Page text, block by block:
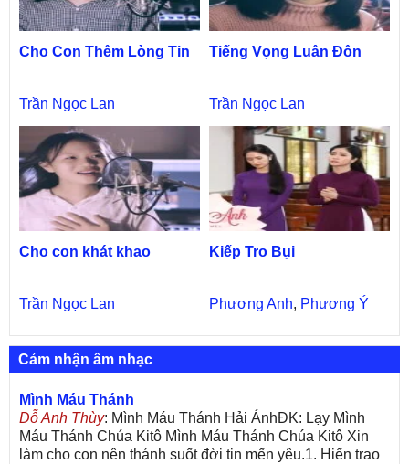
Cho Con Thêm Lòng Tin
Trần Ngọc Lan
Tiếng Vọng Luân Đôn
Trần Ngọc Lan
Cho con khát khao
Trần Ngọc Lan
Kiếp Tro Bụi
Phương Anh, Phương Ý
Cảm nhận âm nhạc
Mình Máu Thánh
Dỗ Anh Thùy: Mình Máu Thánh Hải ÁnhĐK: Lạy Mình
Máu Thánh Chúa Kitô Mình Máu Thánh Chúa Kitô Xin
làm cho con nên thánh suốt đời tin mến yêu.1. Hiến trao